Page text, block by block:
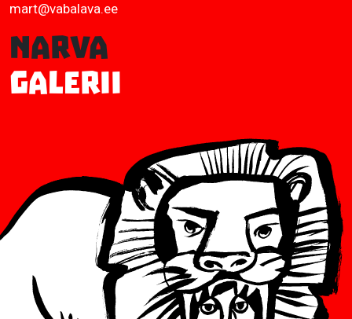
mart@vabalava.ee
Narva
Galerii